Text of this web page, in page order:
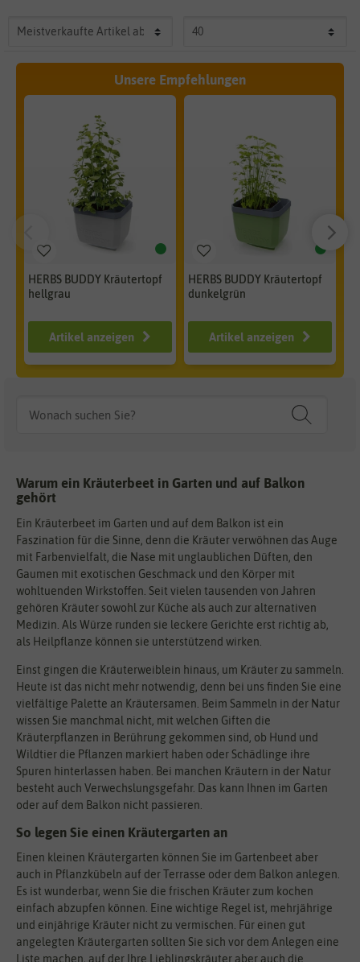
Unsere Empfehlungen
HERBS BUDDY Kräutertopf
hellgrau
ab 12,99 €
Artikel anzeigen
HERBS BUDDY Kräutertopf
dunkelgrün
ab 12,99 €
Artikel anzeigen
Warum ein Kräuterbeet in Garten und auf Balkon
gehört
Ein Kräuterbeet im Garten und auf dem Balkon ist ein
Faszination für die Sinne, denn die Kräuter verwöhnen das Auge
mit Farbenvielfalt, die Nase mit unglaublichen Düften, den
Gaumen mit exotischen Geschmack und den Körper mit
wohltuenden Wirkstoffen. Seit vielen tausenden von Jahren
gehören Kräuter sowohl zur Küche als auch zur alternativen
Medizin. Als Würze runden sie leckere Gerichte erst richtig ab,
als Heilpflanze können sie unterstützend wirken.
Einst gingen die Kräuterweiblein hinaus, um Kräuter zu sammeln.
Heute ist das nicht mehr notwendig, denn bei uns finden Sie eine
vielfältige Palette an Kräutersamen. Beim Sammeln in der Natur
wissen Sie manchmal nicht, mit welchen Giften die
Kräuterpflanzen in Berührung gekommen sind, ob Hund und
Wildtier die Pflanzen markiert haben oder Schädlinge ihre
Spuren hinterlassen haben. Bei manchen Kräutern in der Natur
besteht auch Verwechslungsgefahr. Das kann Ihnen im Garten
oder auf dem Balkon nicht passieren.
So legen Sie einen Kräutergarten an
Einen kleinen Kräutergarten können Sie im Gartenbeet aber
auch in Pflanzkübeln auf der Terrasse oder dem Balkon anlegen.
Es ist wunderbar, wenn Sie die frischen Kräuter zum kochen
einfach abzupfen können. Eine wichtige Regel ist, mehrjährige
und einjährige Kräuter nicht zu vermischen. Für einen gut
angelegten Kräutergarten sollten Sie sich vor dem Anlegen eine
Liste machen, auf der Ihre Lieblingskräuter aber auch die